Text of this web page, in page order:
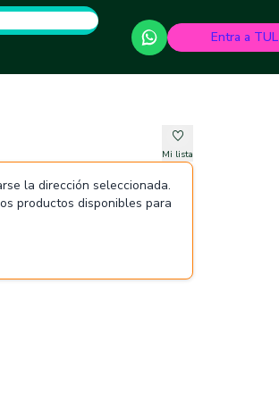
Entra a TUL
Mi lista
la dirección seleccionada.
productos disponibles para